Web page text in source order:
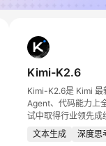
Kimi-K2.6
Kimi-K2.6是 Kimi 最
Agent、代码能力上
试中取得行业领先成
文本生成
深度思